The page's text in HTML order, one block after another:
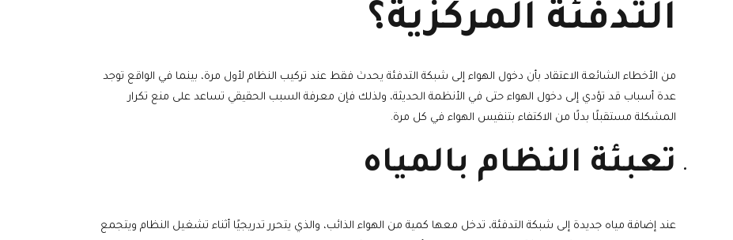
التدفئة المركزية؟
من الأخطاء الشائعة الاعتقاد بأن دخول الهواء إلى شبكة التدفئة يحدث فقط عند تركيب النظام لأول مرة، بينما في الواقع توجد
عدة أسباب قد تؤدي إلى دخول الهواء حتى في الأنظمة الحديثة، ولذلك فإن معرفة السبب الحقيقي تساعد على منع تكرار
المشكلة مستقبلًا بدلًا من الاكتفاء بتنفيس الهواء في كل مرة.
تعبئة النظام بالمياه
عند إضافة مياه جديدة إلى شبكة التدفئة، تدخل معها كمية من الهواء الذائب، والذي يتحرر تدريجيًا أثناء تشغيل النظام ويتجمع